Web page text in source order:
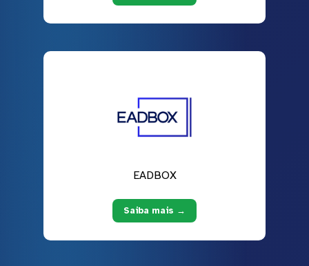
EADBOX
Saiba mais →